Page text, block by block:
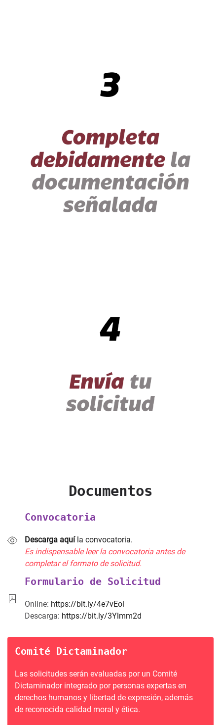
Documentos
Convocatoria
Descarga aquíla convocatoria.
Es indispensable leer la convocatoria antes de
completar el formato de solicitud.
Formulario de Solicitud
Online: https://bit.ly/4e7vEol
Descarga: https://bit.ly/3Ylmm2d
Comité Dictaminador
Las solicitudes serán evaluadas por un Comité
Dictaminador integrado por personas expertas en
derechos humanos y libertad de expresión, además
de reconocida calidad moral y ética.